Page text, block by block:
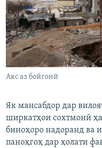
Акс аз бойгонӣ
Як мансабдор дар
ширкатҳои сохтмонӣ
биноҳоро надоранд ва
паноҳгоҳ дар ҳолати